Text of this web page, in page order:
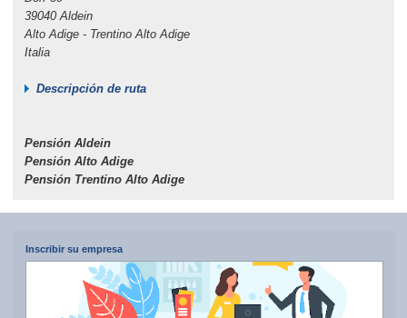
39040 Aldein
Alto Adige - Trentino Alto Adige
Italia
Descripción de ruta
Pensión Aldein
Pensión Alto Adige
Pensión Trentino Alto Adige
Inscribir su empresa